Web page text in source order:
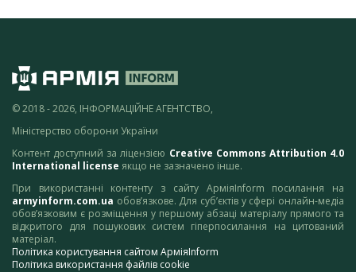
© 2018 - 2026, ІНФОРМАЦІЙНЕ АГЕНТСТВО,
Міністерство оборони України
Контент доступний за ліцензією Creative Commons Attribution 4.0
International license якщо не зазначено інше.
При використанні контенту з сайту АрміяInform посилання на
armyinform.com.ua обов’язкове. Для суб’єктів у сфері онлайн-медіа
обов’язковим є розміщення у першому абзаці матеріалу прямого та
відкритого для пошукових систем гіперпосилання на цитований
матеріал.
Політика користування сайтом АрміяInform
Політика використання файлів cookie